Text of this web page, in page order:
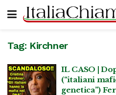
Tag: Kirchner
IL CASO |
(“italiani
genetica”)